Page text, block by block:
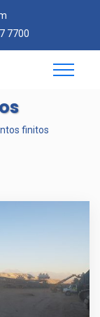
7700
finitos